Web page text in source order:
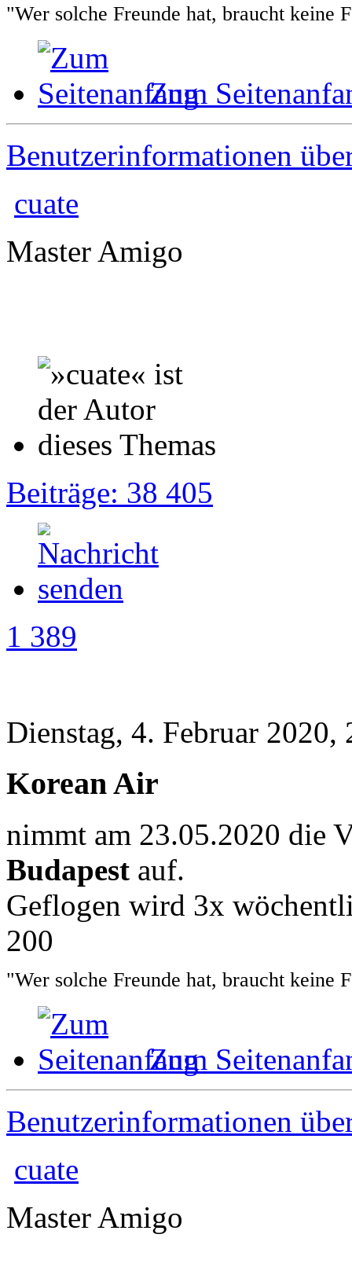
"Wer solche Freunde hat, braucht keine
Zum
Benutzerinformationen
cuate
Master Amigo
Beiträge: 38 405
1 389
Dienstag, 4. Februar 2020,
Korean Air
nimmt am 23.05.2020 die
Budapest auf.
Geflogen wird 3x
200
"Wer solche Freunde hat, braucht keine
Zum
Benutzerinformationen
cuate
Master Amigo